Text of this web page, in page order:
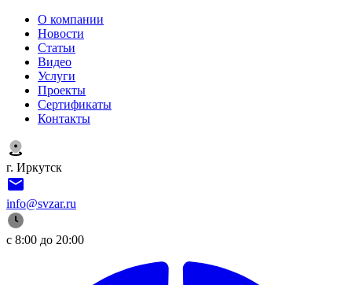
О компании
Новости
Статьи
Видео
Услуги
Проекты
Сертификаты
Контакты
г. Иркутск
info@svzar.ru
с 8:00 до 20:00